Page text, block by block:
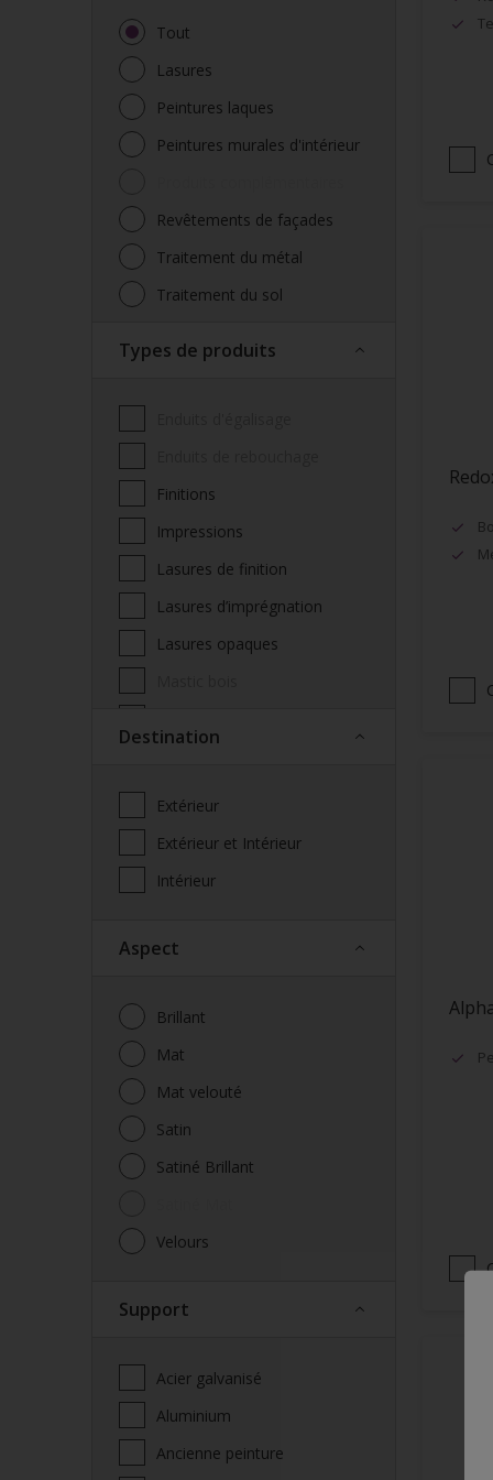
Tout
Lasures
Peintures laques
Peintures murales d'intérieur
Revêtements de façades
Traitement du métal
Traitement du sol
Types de produits
Finitions
Impressions
Lasures de finition
Lasures d’imprégnation
Lasures opaques
façade
Spécialités
Vernis
Vitrificateur
Destination
Extérieur
Extérieur et Intérieur
Intérieur
Aspect
Brillant
Mat
Mat velouté
Satin
Satiné Brillant
Velours
Support
Acier galvanisé
Aluminium
Ancienne peinture